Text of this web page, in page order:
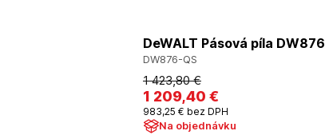
DeWALT Pásová píla DW876
DW876-QS
1 423,80 €
1 209,40 €
983,25 € bez DPH
Na objednávku